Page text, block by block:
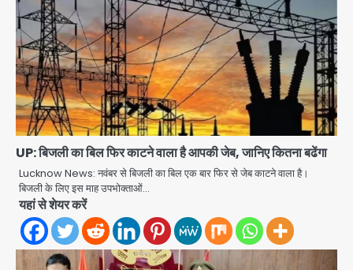
UP: बिजली का बिल फिर काटने वाला है आपकी जेब, जानिए कितना बढेंगा
Lucknow News: नवंबर से बिजली का बिल एक बार फिर से जेब काटने वाला है।
बिजली के लिए इस माह उपभोक्ताओं…
यहां से शेयर करें
2
Iljin fire accident: इलजिन
कंक्रीट बीम तिरछा; पीडब्ल्यूडी ऑडिट में
चौंकाने वाला खुलासा
Avinash Kumar